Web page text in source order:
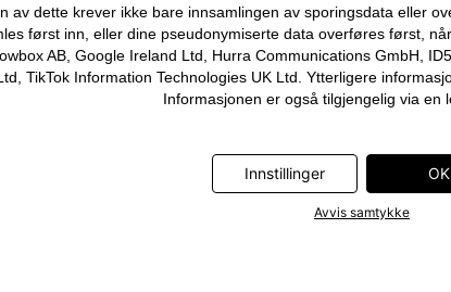
av dette krever ikke bare innsamlingen av sporingsdata eller
først inn, eller dine pseudonymiserte data overføres først,
AB, Google Ireland Ltd, Hurra Communications GmbH,
TikTok Information Technologies UK Ltd. Ytterligere
Informasjonen er også tilgjengelig via en
Innstillinger OK
Avvis samtykke